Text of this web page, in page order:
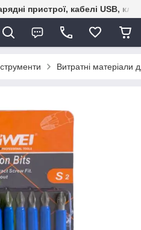
пристрої, кабелі USB,
Витратні матеріали